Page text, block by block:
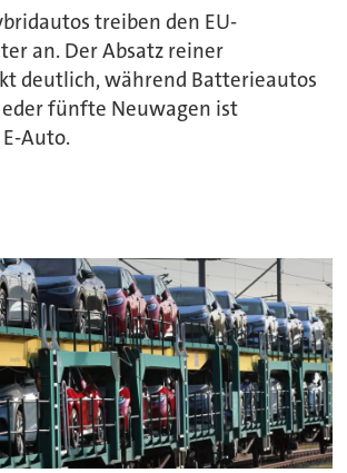
treiben den EU-
an. Der Absatz reiner
deutlich, während Batterieautos
fünfte Neuwagen ist
Auto.